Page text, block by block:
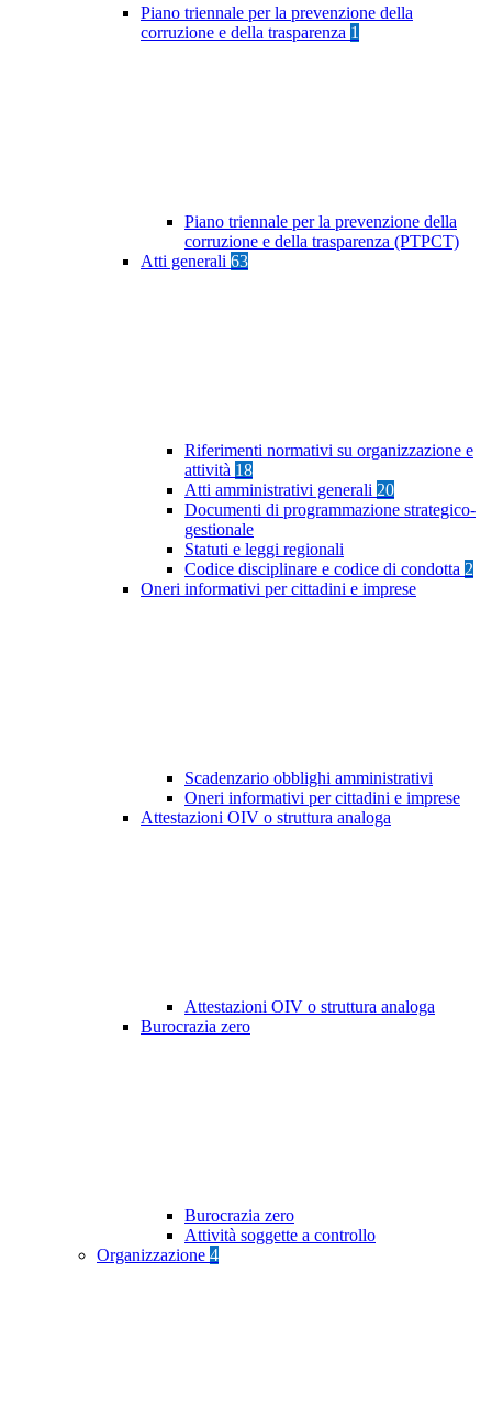
Piano triennale per la prevenzione della
corruzione e della trasparenza 1
Piano triennale per la prevenzione della
corruzione e della trasparenza (PTPCT)
Atti generali 63
Riferimenti normativi su organizzazione e
attività 18
Atti amministrativi generali 20
Documenti di programmazione strategico-
gestionale
Statuti e leggi regionali
Codice disciplinare e codice di condotta 2
Oneri informativi per cittadini e imprese
Scadenzario obblighi amministrativi
Oneri informativi per cittadini e imprese
Attestazioni OIV o struttura analoga
Attestazioni OIV o struttura analoga
Burocrazia zero
Burocrazia zero
Attività soggette a controllo
Organizzazione 4